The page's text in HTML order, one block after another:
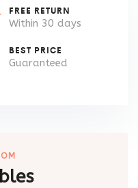
FREE RETURN
Within 30 days
BEST PRICE
Guaranteed